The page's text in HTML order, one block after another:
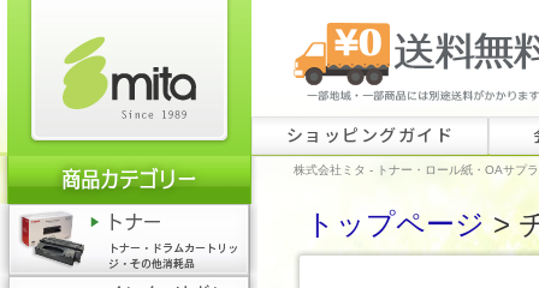
ショッピングガイド
株式会社ミタ - トナー・ロール紙・OAサプ
トップページ>